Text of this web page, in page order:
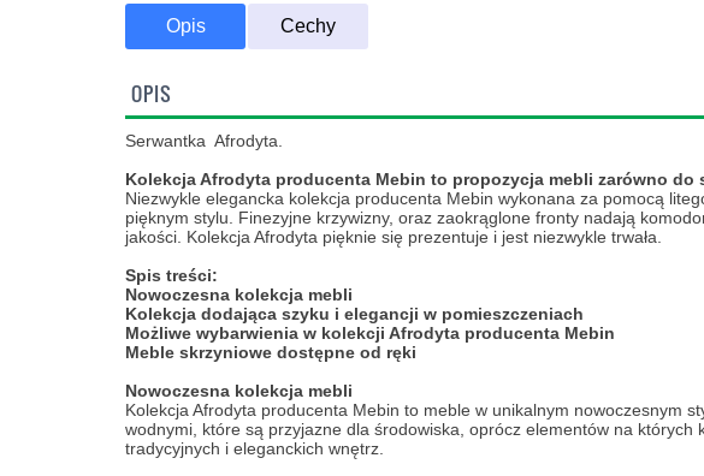
Transport Promocja
Opis Cechy
OPIS
Serwantka Afrodyta.
Kolekcja Afrodyta producenta Mebin to propozycja mebli zarówno
Niezwykle elegancka kolekcja producenta Mebin wykonana za pomocą
pięknym stylu. Finezyjne krzywizny, oraz zaokrąglone fronty nadają
jakości. Kolekcja Afrodyta pięknie się prezentuje i jest niezwykle trwała.
Spis treści:
Nowoczesna kolekcja mebli
Kolekcja dodająca szyku i elegancji w pomieszczeniach
Możliwe wybarwienia w kolekcji Afrodyta producenta Mebin
Meble skrzyniowe dostępne od ręki
Nowoczesna kolekcja mebli
Kolekcja Afrodyta producenta Mebin to meble w unikalnym nowoczesnym
wodnymi, które są przyjazne dla środowiska, oprócz elementów na
tradycyjnych i eleganckich wnętrz.